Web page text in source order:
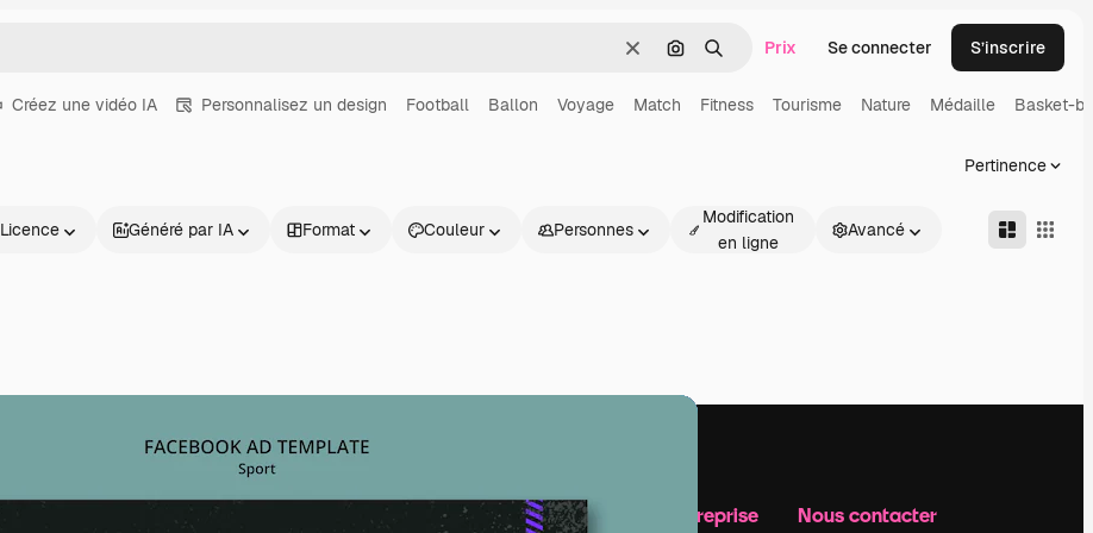
EffacerRechercher par image
Rechercher
Prix Se connecter S’inscrire
Créez une vidéo IA Personnalisez un design Football Ballon Voyage Match Fitness Tourisme Nature Médaille Basket-
Pertinence
Licence Généré par IA Format Couleur Personnes
Modification
en ligne
Avancé
Commencer Notre entreprise Nous contacter